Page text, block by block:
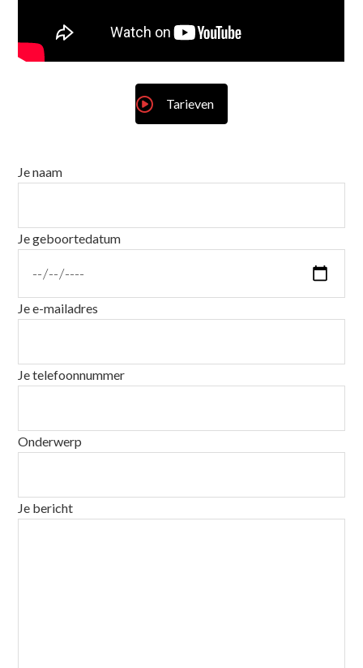
Tarieven
Je naam
Je geboortedatum
Je e-mailadres
Je telefoonnummer
Onderwerp
Je bericht